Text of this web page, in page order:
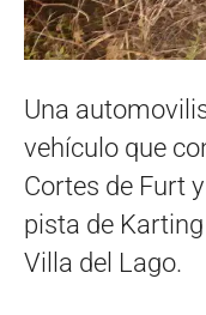
Una
vehículo que
Cortes de Furt
pista de
Villa del Lago.